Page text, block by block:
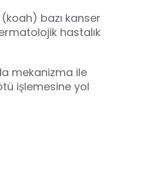
(koah) bazı kanser
hastalık
mekanizma ile
işlemesine yol